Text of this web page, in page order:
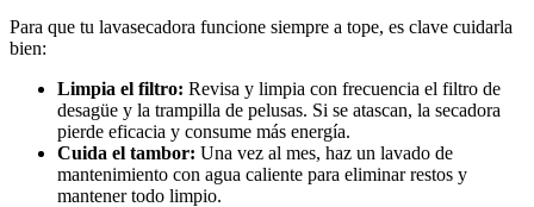
Para que tu lavasecadora funcione siempre a tope, es clave cuidarla
bien:
Limpia el filtro: Revisa y limpia con frecuencia el filtro de
desagüe y la trampilla de pelusas. Si se atascan, la secadora
pierde eficacia y consume más energía.
Cuida el tambor: Una vez al mes, haz un lavado de
mantenimiento con agua caliente para eliminar restos y
mantener todo limpio.